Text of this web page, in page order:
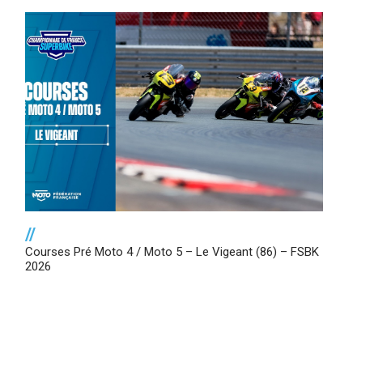
//
Courses Pré Moto 4 / Moto 5 – Le Vigeant (86) – FSBK
2026